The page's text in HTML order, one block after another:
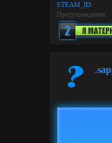
STEAM_ID:
Предупреждения: